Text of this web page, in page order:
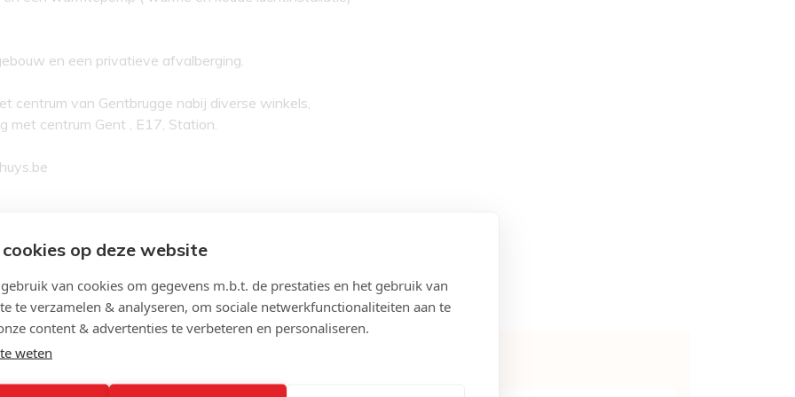
en een privatieve afvalberging.
centrum van Gentbrugge nabij diverse winkels,
met centrum Gent , E17, Station.
op deze website
van cookies om gegevens m.b.t. de prestaties en het gebruik van
te verzamelen & analyseren, om sociale netwerkfunctionaliteiten aan te
content & advertenties te verbeteren en personaliseren.
weten